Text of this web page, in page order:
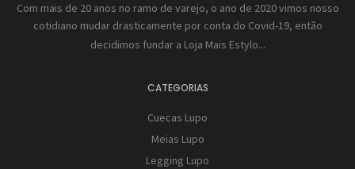
Com mais de 20 anos no ramo de varejo, o ano de 2020 vimos nosso
cotidiano mudar drasticamente por conta do Covid-19, então
decidimos fundar a Loja Mais Estylo...
CATEGORIAS
Cuecas Lupo
Meias Lupo
Legging Lupo